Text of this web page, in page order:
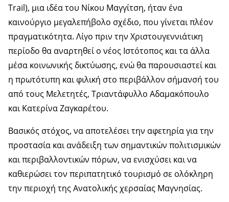
Trail), μια ιδέα του Νίκου Μαγγίτση, ήταν ένα
καινούργιο μεγαλεπήβολο σχέδιο, που γίνεται πλέον
πραγματικότητα. Λίγο πριν την Χριστουγεννιάτικη
περίοδο θα αναρτηθεί ο νέος Ιστότοπος και τα άλλα
μέσα κοινωνικής δικτύωσης, ενώ θα παρουσιαστεί και
η πρωτότυπη και φιλική στο περιβάλλον σήμανσή του
από τους Μελετητές, Τριαντάφυλλο Αδαμακόπουλο
και Κατερίνα Ζαγκαρέτου.
Βασικός στόχος, να αποτελέσει την αφετηρία για την
προστασία και ανάδειξη των σημαντικών πολιτισμικών
και περιβαλλοντικών πόρων, να ενισχύσει και να
καθιερώσει τον περιπατητικό τουρισμό σε ολόκληρη
την περιοχή της Ανατολικής χερσαίας Μαγνησίας.